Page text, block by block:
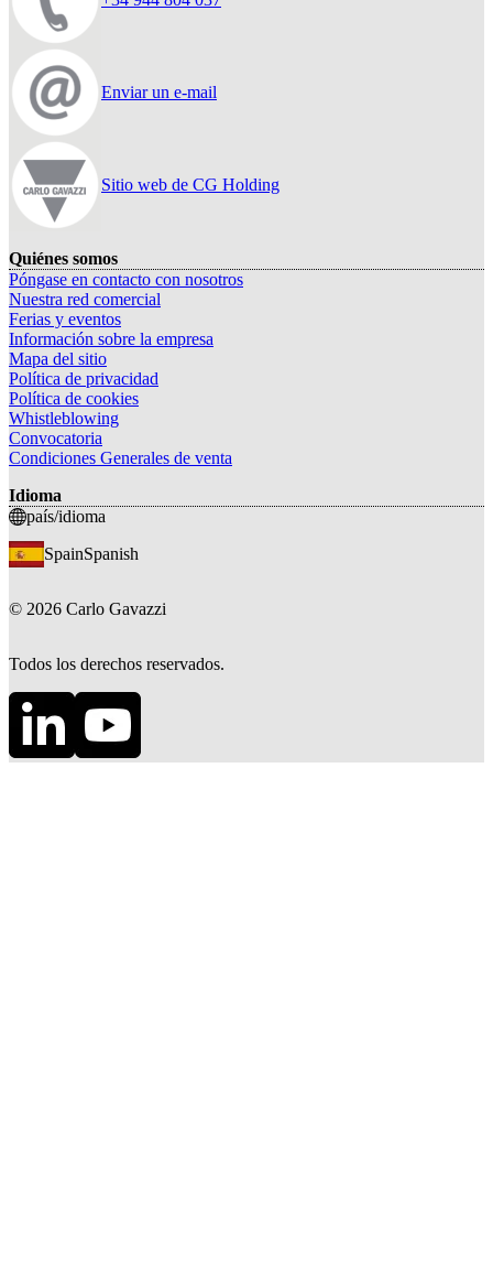
Enviar un e-mail
Sitio web de CG Holding
Quiénes somos
Póngase en contacto con nosotros
Nuestra red comercial
Ferias y eventos
Información sobre la empresa
Mapa del sitio
Política de privacidad
Política de cookies
Whistleblowing
Convocatoria
Condiciones Generales de venta
Idioma
país/idioma
SpainSpanish
© 2026 Carlo Gavazzi
Todos los derechos reservados.